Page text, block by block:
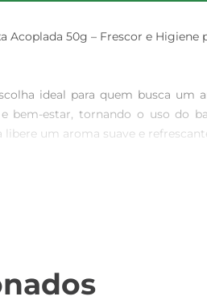
Acoplada 50g – Frescor e Higiene
ideal para quem busca
bem-estar, tornando o uso do
um aroma suave e
Sanitário Bretas também
indesejados. Isso significa